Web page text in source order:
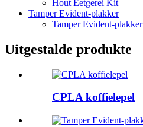
Hout Eetgerei Kit
Tamper Evident-plakker
Tamper Evident-plakker
Uitgestalde produkte
CPLA koffielepel